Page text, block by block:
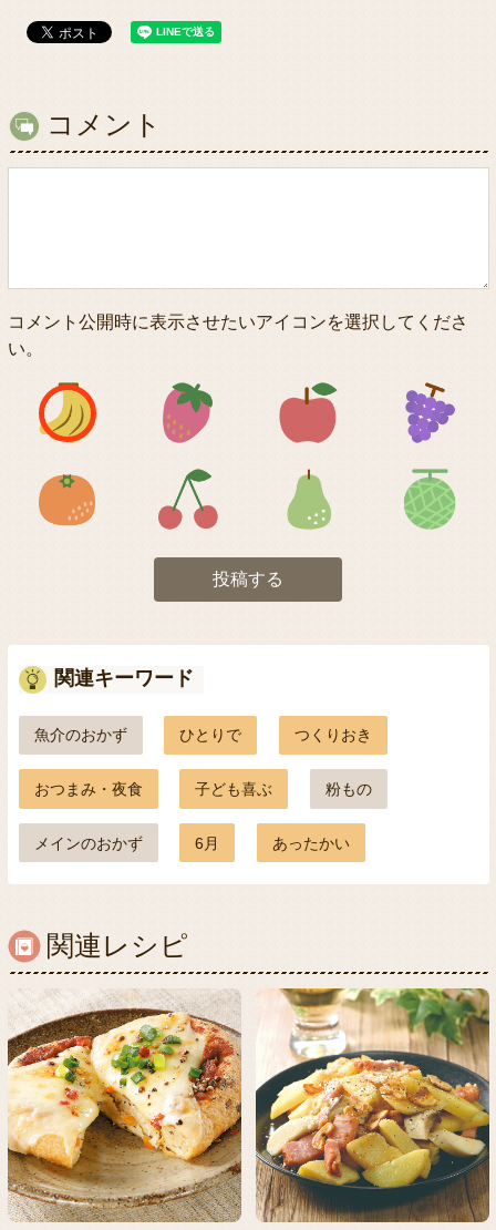
コメント
コメント公開時に表示させたいアイコンを選択してくださ
い。
アイコン1 アイコン2 アイコン3
アイコン5 アイコン6 アイコン7
投稿する
関連キーワード
魚介のおかず ひとりで つくりおき
おつまみ・夜食 子ども喜ぶ 粉もの
メインのおかず 6月 あったかい
関連レシピ